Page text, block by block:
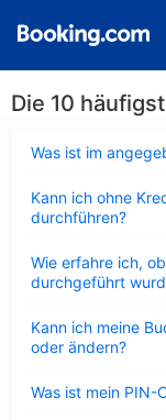
Die 10
Was ist im
Kann ich ohne
durchführen?
Wie erfahre ich,
durchgeführt
Kann ich meine
oder ändern?
Was ist mein